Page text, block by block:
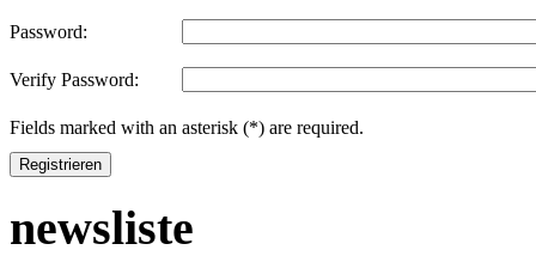
Password:
Verify Password:
Fields marked with an asterisk (*) are required.
Registrieren
newsliste